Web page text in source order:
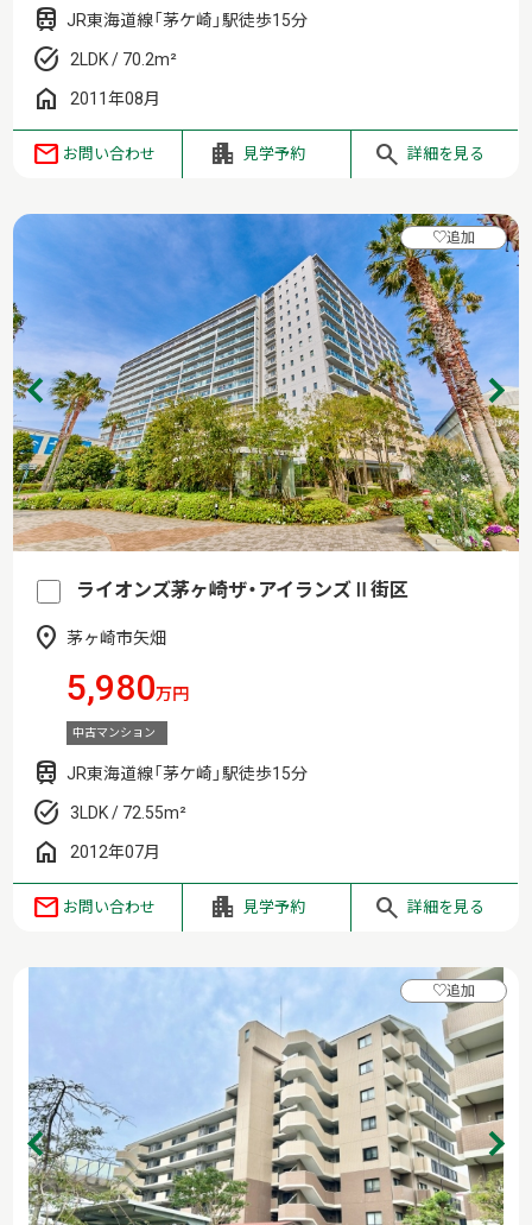
JR東海道線「茅ケ崎」駅徒歩15分
2LDK / 70.2m²
2011年08月
お問い合わせ 見学予約 詳細を見る
ライオンズ茅ヶ崎ザ・アイランズⅡ街区
茅ヶ崎市矢畑
5,980万円
中古マンション
JR東海道線「茅ケ崎」駅徒歩15分
3LDK / 72.55m²
2012年07月
♡追加
お問い合わせ 見学予約 詳細を見る
♡追加